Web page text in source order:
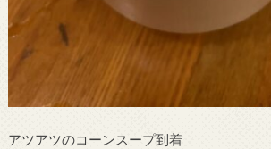
アツアツのコーンスープ到着